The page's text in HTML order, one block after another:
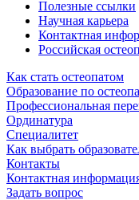
Полезные ссылки
Научная карьера
Контактная
Российская
Как стать остеопатом
Образование по
Профессиональная
Ординатура
Специалитет
Как выбрать
Контакты
Контактная
Задать вопрос